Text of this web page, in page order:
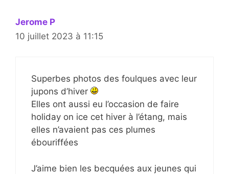
Jerome P
10 juillet 2023 à 11:15
Superbes photos des foulques avec leur
jupons d’hiver
Elles ont aussi eu l’occasion de faire
holiday on ice cet hiver à l’étang, mais
elles n’avaient pas ces plumes
ébouriffées
J’aime bien les becquées aux jeunes qui